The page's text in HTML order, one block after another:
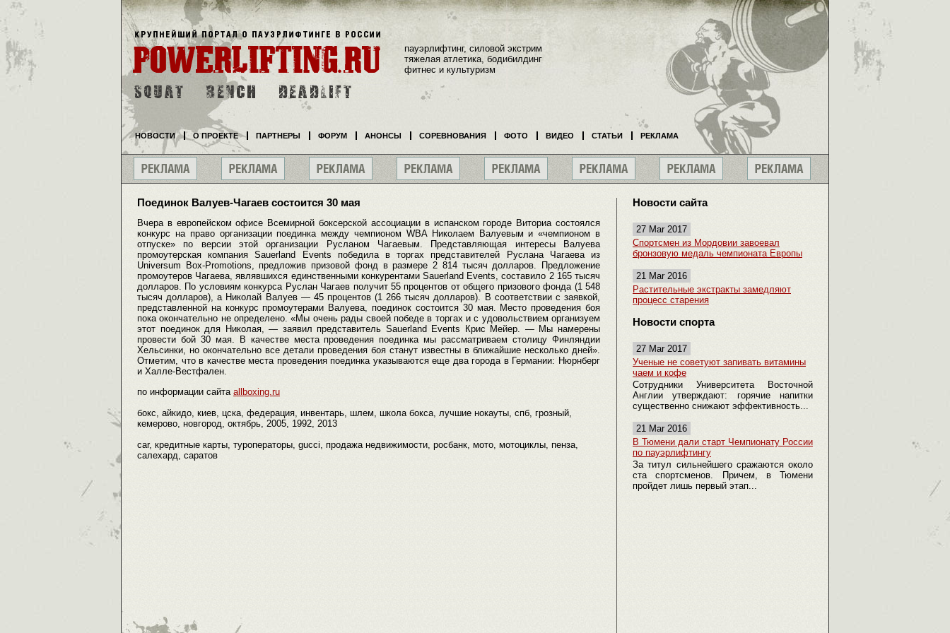
Поединок Валуев-Чагаев состоится 30 мая
Вчера в европейском офисе Всемирной боксерской ассоциации в испанском городе Виториа состоялся
конкурс на право организации поединка между чемпионом WBA Николаем Валуевым и «чемпионом в
отпуске» по версии этой организации Русланом Чагаевым. Представляющая интересы Валуева
промоутерская компания Sauerland Events победила в торгах представителей Руслана Чагаева из
Universum Box-Promotions, предложив призовой фонд в размере 2 814 тысяч долларов. Предложение
промоутеров Чагаева, являвшихся единственными конкурентами Sauerland Events, составило 2 165 тысяч
долларов. По условиям конкурса Руслан Чагаев получит 55 процентов от общего призового фонда (1 548
тысяч долларов), а Николай Валуев — 45 процентов (1 266 тысяч долларов). В соответствии с заявкой,
представленной на конкурс промоутерами Валуева, поединок состоится 30 мая. Место проведения боя
пока окончательно не определено. «Мы очень рады своей победе в торгах и с удовольствием организуем
этот поединок для Николая, — заявил представитель Sauerland Events Крис Мейер. — Мы намерены
провести бой 30 мая. В качестве места проведения поединка мы рассматриваем столицу Финляндии
Хельсинки, но окончательно все детали проведения боя станут известны в ближайшие несколько дней».
Отметим, что в качестве места проведения поединка указываются еще два города в Германии: Нюрнберг
и Халле-Вестфален.
по информации сайта allboxing.ru
бокс, айкидо, киев, цска, федерация, инвентарь, шлем, школа бокса, лучшие нокауты, спб, грозный,
кемерово, новгород, октябрь, 2005, 1992, 2013
car, кредитные карты, туроператоры, gucci, продажа недвижимости, росбанк, мото, мотоциклы, пенза,
салехард, саратов
Новости сайта
27 Mar 2017
Спортсмен из Мордовии завоевал
бронзовую медаль чемпионата Европы
21 Mar 2016
Растительные экстракты замедляют
процесс старения
Новости спорта
27 Mar 2017
Ученые не советуют запивать витамины
чаем и кофе
Сотрудники Университета Восточной
Англии утверждают: горячие напитки
существенно снижают эффективность...
21 Mar 2016
В Тюмени дали старт Чемпионату России
по пауэрлифтингу
За титул сильнейшего сражаются около
ста спортсменов. Причем, в Тюмени
пройдет лишь первый этап...
пауэрлифтинг, силовой экстрим
тяжелая атлетика, бодибилдинг
фитнес и культуризм
НОВОСТИ О ПРОЕКТЕ ПАРТНЕРЫ ФОРУМ АНОНСЫ СОРЕВНОВАНИЯ ФОТО ВИДЕО СТАТЬИ РЕКЛАМА